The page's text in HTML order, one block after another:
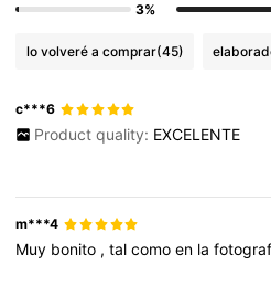
3%
lo volveré a comprar(45)
c***6
Product quality: EXCELENTE
m***4
Muy bonito ,talcomoen la